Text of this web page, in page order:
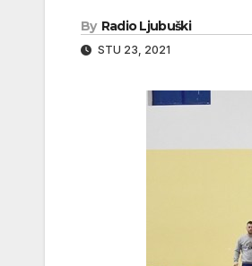
By Radio Ljubuški
STU 23, 2021